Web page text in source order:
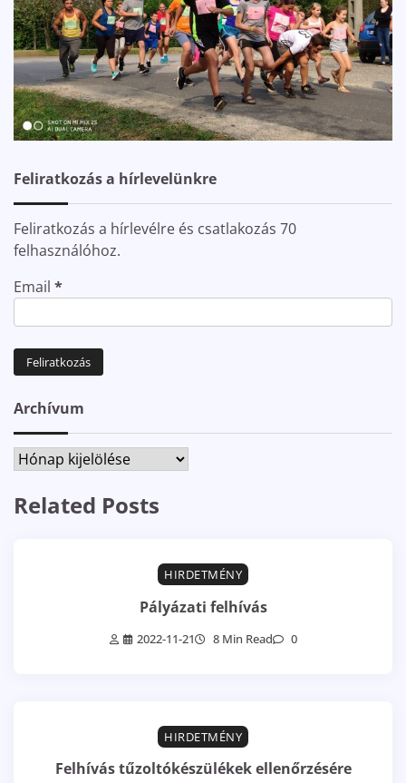
Feliratkozás a hírlevelünkre
Feliratkozás a hírlevélre és csatlakozás 70
felhasználóhoz.
Email *
Archívum
Archívum
Related Posts
HIRDETMÉNY
Pályázati felhívás
2022-11-21 8 Min Read 0
HIRDETMÉNY
Felhívás tűzoltókészülékek ellenőrzésére